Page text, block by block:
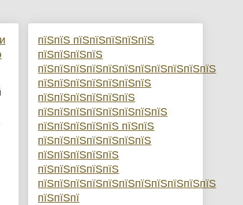
пїЅпїЅ пїЅпїЅпїЅпїЅпїЅ
пїЅпїЅпїЅпїЅ
пїЅпїЅпїЅпїЅпїЅпїЅпїЅпїЅпїЅпїЅпїЅ
пїЅпїЅпїЅпїЅпїЅпїЅпїЅ
пїЅпїЅпїЅпїЅпїЅпїЅ
пїЅпїЅпїЅпїЅпїЅпїЅпїЅпїЅ
пїЅпїЅпїЅпїЅпїЅ пїЅпїЅ
пїЅпїЅпїЅпїЅпїЅпїЅпїЅ
пїЅпїЅпїЅпїЅпїЅ
пїЅпїЅпїЅпїЅпїЅ
пїЅпїЅпїЅпїЅпїЅпїЅпїЅпїЅпїЅпїЅпїЅ
пїЅпїЅпї